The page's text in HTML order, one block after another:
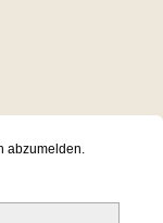
abzumelden.